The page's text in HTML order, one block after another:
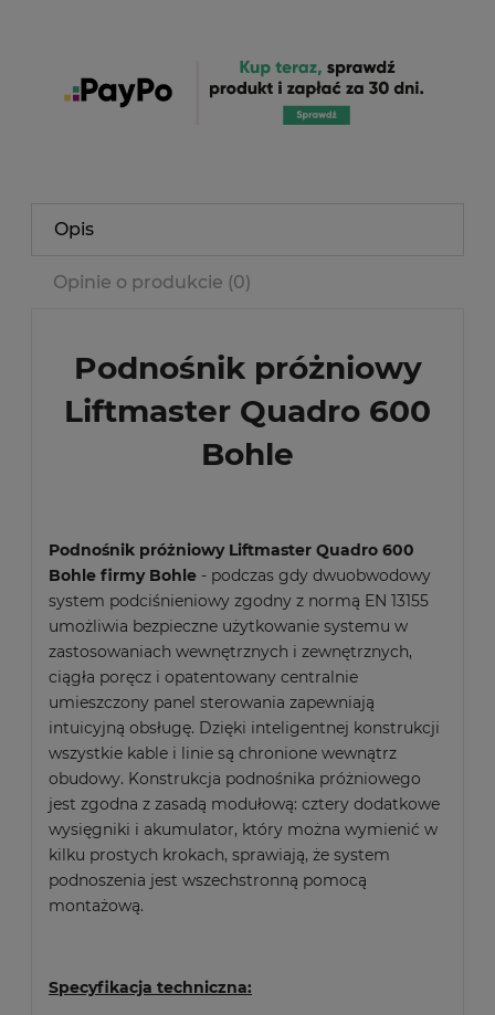
Opis
Opinie o produkcie (0)
Podnośnik próżniowy
Liftmaster Quadro 600
Bohle
Podnośnik próżniowy Liftmaster Quadro 600
Bohle firmy Bohle - podczas gdy dwuobwodowy
system podciśnieniowy zgodny z normą EN 13155
umożliwia bezpieczne użytkowanie systemu w
zastosowaniach wewnętrznych i zewnętrznych,
ciągła poręcz i opatentowany centralnie
umieszczony panel sterowania zapewniają
intuicyjną obsługę. Dzięki inteligentnej konstrukcji
wszystkie kable i linie są chronione wewnątrz
obudowy. Konstrukcja podnośnika próżniowego
jest zgodna z zasadą modułową: cztery dodatkowe
wysięgniki i akumulator, który można wymienić w
kilku prostych krokach, sprawiają, że system
podnoszenia jest wszechstronną pomocą
montażową.
Specyfikacja techniczna: